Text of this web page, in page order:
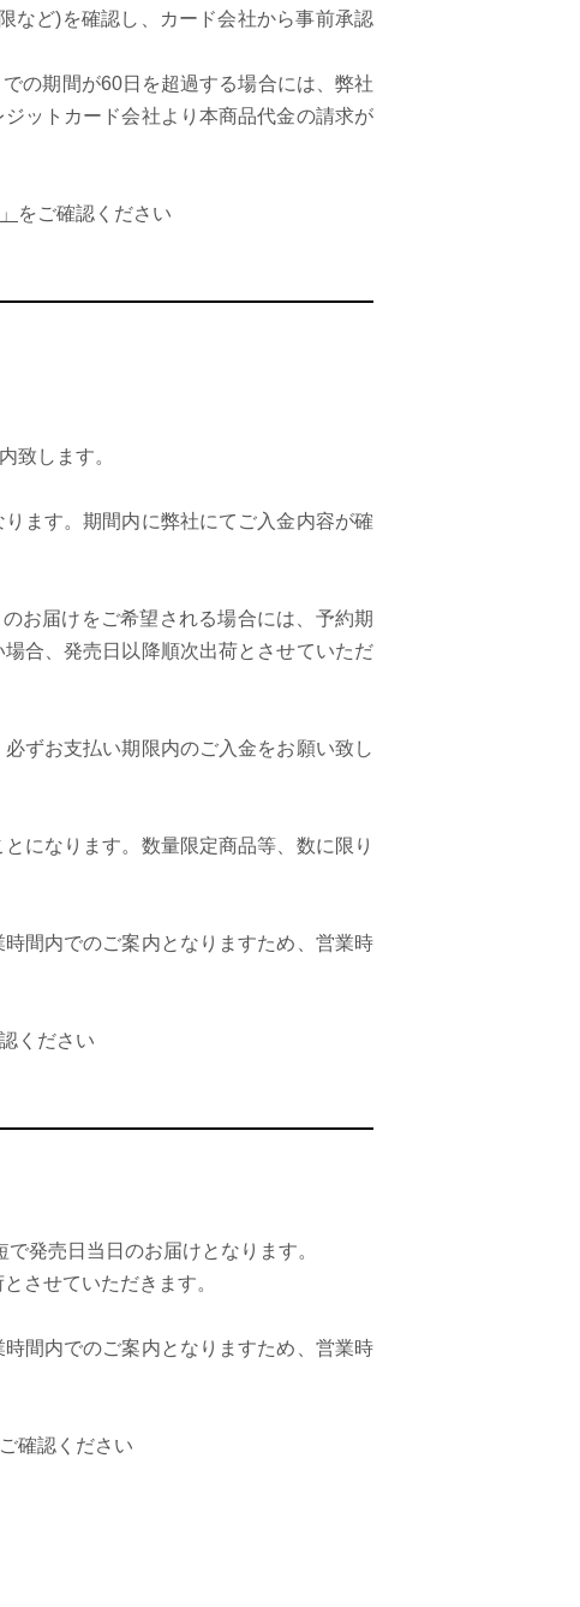
など)を確認し、カード会社から事前承認
の期間が60日を超過する場合には、弊社
ットカード会社より本商品代金の請求が
をご確認ください
致します。
ます。期間内に弊社にてご入金内容が確
お届けをご希望される場合には、予約期
合、発売日以降順次出荷とさせていただ
ずお支払い期限内のご入金をお願い致し
になります。数量限定商品等、数に限り
間内でのご案内となりますため、営業時
ください
発売日当日のお届けとなります。
させていただきます。
間内でのご案内となりますため、営業時
確認ください